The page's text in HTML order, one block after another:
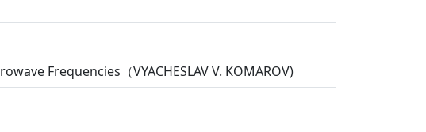
Frequencies（VYACHESLAV V. KOMAROV)